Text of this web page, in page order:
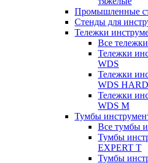
Промышленные
Стенды для
Тележки
Все
Тележки
WDS
Тележки
WDS HARD
Тележки
WDS M
Тумбы
Все тумбы
Тумбы
EXPERT T
Тумбы